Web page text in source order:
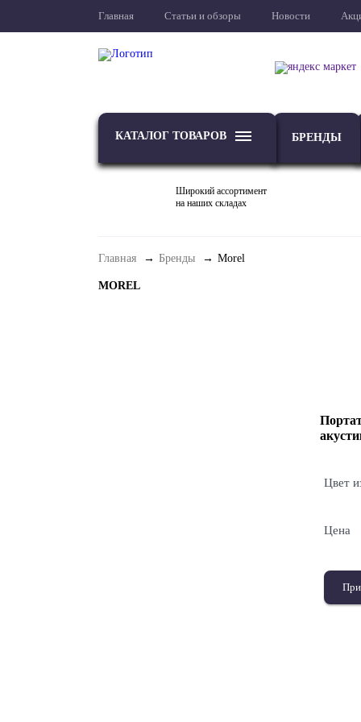
Главная Статьи и обзоры Новости
КАТАЛОГ ТОВАРОВ
ТВ
системы
БРЕНДЫ
Широкий ассортимент
на наших складах
Главная Бренды Morel
MOREL
Цвет
Цена